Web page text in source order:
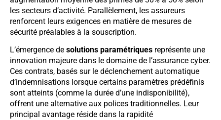
les secteurs d’activité. Parallèlement, les assureurs
renforcent leurs exigences en matière de mesures de
sécurité préalables à la souscription.
L’émergence de solutions paramétriques représente une
innovation majeure dans le domaine de l’assurance cyber.
Ces contrats, basés sur le déclenchement automatique
d’indemnisations lorsque certains paramètres prédéfinis
sont atteints (comme la durée d’une indisponibilité),
offrent une alternative aux polices traditionnelles. Leur
principal avantage réside dans la rapidité